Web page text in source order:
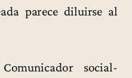
parece diluirse al
social-